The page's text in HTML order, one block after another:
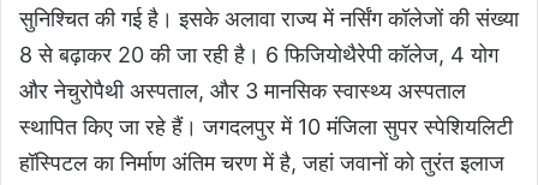
सुनिश्चित की गई है। इसके अलावा राज्य में नर्सिंग कॉलेजों की संख्या
8 से बढ़ाकर 20 की जा रही है। 6 फिजियोथैरेपी कॉलेज, 4 योग
और नेचुरोपैथी अस्पताल, और 3 मानसिक स्वास्थ्य अस्पताल
स्थापित किए जा रहे हैं। जगदलपुर में 10 मंजिला सुपर स्पेशियलिटी
हॉस्पिटल का निर्माण अंतिम चरण में है, जहां जवानों को तुरंत इलाज